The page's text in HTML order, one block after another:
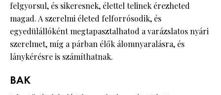
felgyorsul, és sikeresnek, élettel telinek érezheted
magad. A szerelmi életed felforrósodik, és
egyedülállóként megtapasztalhatod a varázslatos nyári
szerelmet, míg a párban élők álomnyaralásra, és
lánykérésre is számíthatnak.
BAK